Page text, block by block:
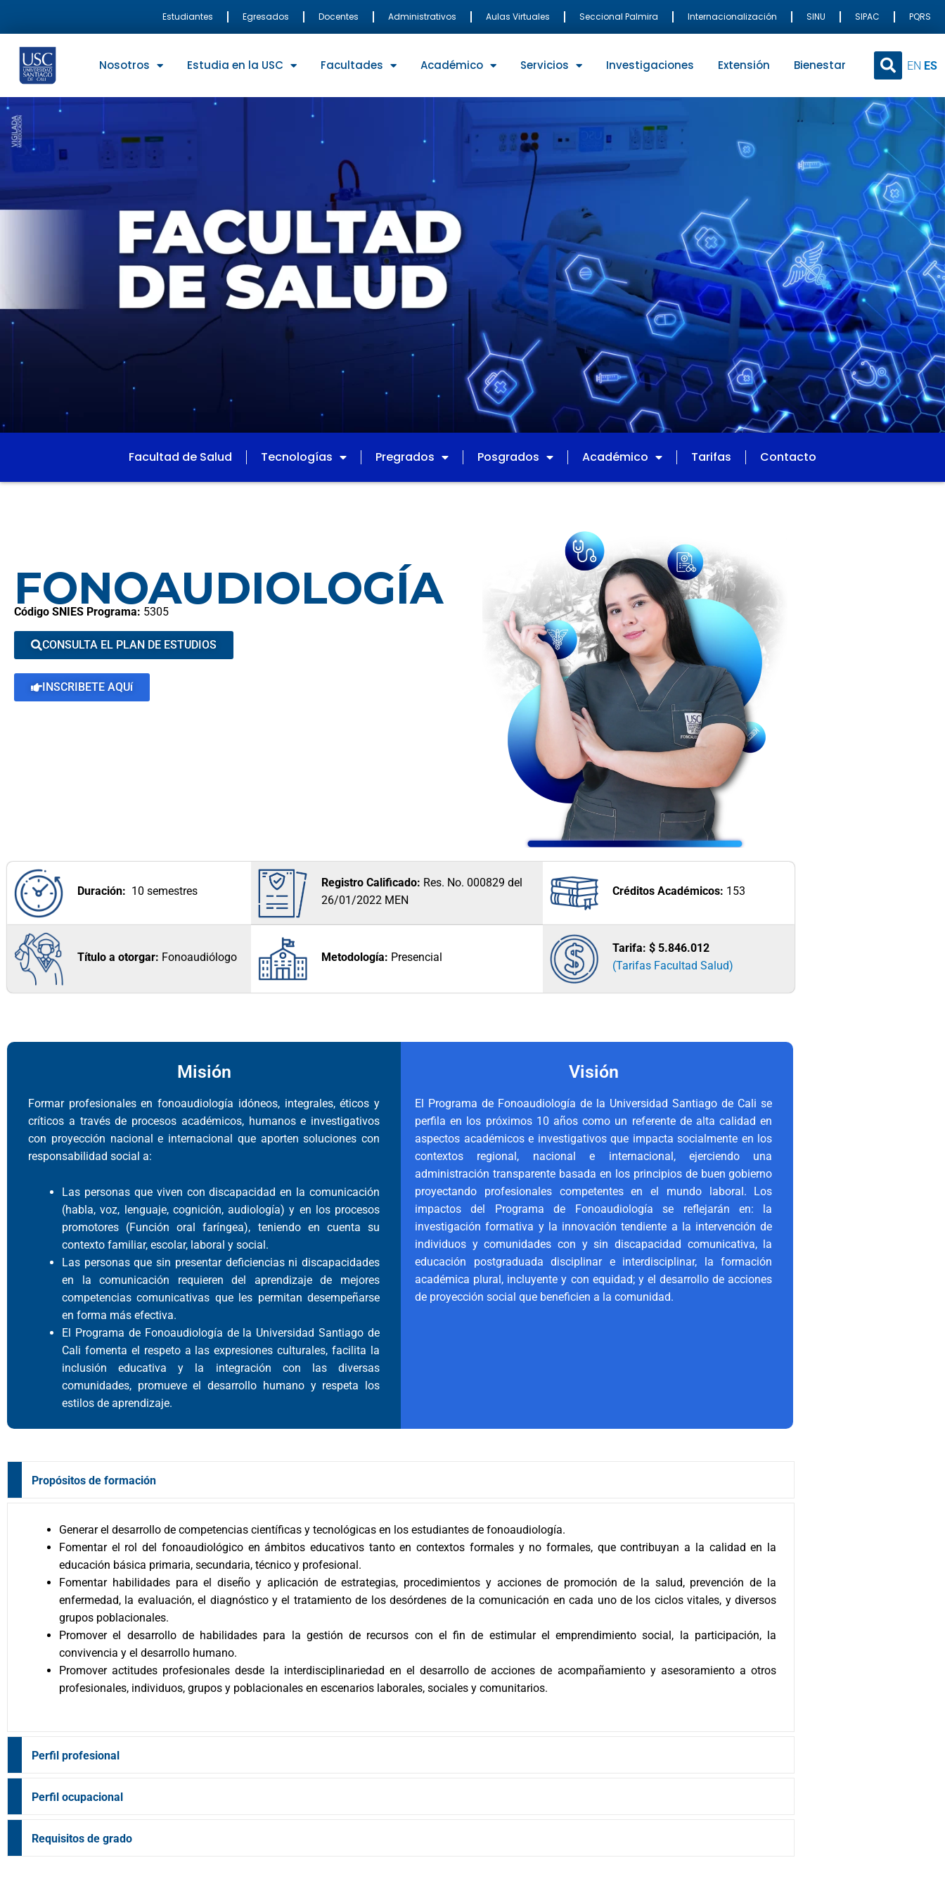
contenido
Estudiantes Egresados Docentes Administrativos Aulas Virtuales Seccional Palmira Internacionalización SINU SIPAC PQRS
Nosotros Estudia en la USC Facultades Académico Servicios Investigaciones Extensión Bienestar EN ES
Facultad de Salud Tecnologías Pregrados Posgrados Académico Tarifas Contacto
FONOAUDIOLOGÍA
Código SNIES Programa: 5305
CONSULTA EL PLAN DE ESTUDIOS
INSCRIBETE AQUí
Duración: 10 semestres
Registro Calificado: Res. No. 000829 del
26/01/2022 MEN
Créditos Académicos: 153
Título a otorgar: Fonoaudiólogo Metodología: Presencial
Tarifa: $ 5.846.012
(Tarifas Facultad Salud)
Misión
Formar profesionales en fonoaudiología idóneos, integrales, éticos y
críticos a través de procesos académicos, humanos e investigativos
con proyección nacional e internacional que aporten soluciones con
responsabilidad social a:
Las personas que viven con discapacidad en la comunicación
(habla, voz, lenguaje, cognición, audiología) y en los procesos
promotores (Función oral faríngea), teniendo en cuenta su
contexto familiar, escolar, laboral y social.
Las personas que sin presentar deficiencias ni discapacidades
en la comunicación requieren del aprendizaje de mejores
competencias comunicativas que les permitan desempeñarse
en forma más efectiva.
El Programa de Fonoaudiología de la Universidad Santiago de
Cali fomenta el respeto a las expresiones culturales, facilita la
inclusión educativa y la integración con las diversas
comunidades, promueve el desarrollo humano y respeta los
estilos de aprendizaje.
Visión
El Programa de Fonoaudiología de la Universidad Santiago de Cali se
perfila en los próximos 10 años como un referente de alta calidad en
aspectos académicos e investigativos que impacta socialmente en los
contextos regional, nacional e internacional, ejerciendo una
administración transparente basada en los principios de buen gobierno
proyectando profesionales competentes en el mundo laboral. Los
impactos del Programa de Fonoaudiología se reflejarán en: la
investigación formativa y la innovación tendiente a la intervención de
individuos y comunidades con y sin discapacidad comunicativa, la
educación postgraduada disciplinar e interdisciplinar, la formación
académica plural, incluyente y con equidad; y el desarrollo de acciones
de proyección social que beneficien a la comunidad.
Propósitos de formación
Generar el desarrollo de competencias científicas y tecnológicas en los estudiantes de fonoaudiología.
Fomentar el rol del fonoaudiológico en ámbitos educativos tanto en contextos formales y no formales, que contribuyan a la calidad en la
educación básica primaria, secundaria, técnico y profesional.
Fomentar habilidades para el diseño y aplicación de estrategias, procedimientos y acciones de promoción de la salud, prevención de la
enfermedad, la evaluación, el diagnóstico y el tratamiento de los desórdenes de la comunicación en cada uno de los ciclos vitales, y diversos
grupos poblacionales.
Promover el desarrollo de habilidades para la gestión de recursos con el fin de estimular el emprendimiento social, la participación, la
convivencia y el desarrollo humano.
Promover actitudes profesionales desde la interdisciplinariedad en el desarrollo de acciones de acompañamiento y asesoramiento a otros
profesionales, individuos, grupos y poblacionales en escenarios laborales, sociales y comunitarios.
Perfil profesional
Perfil ocupacional
Requisitos de grado